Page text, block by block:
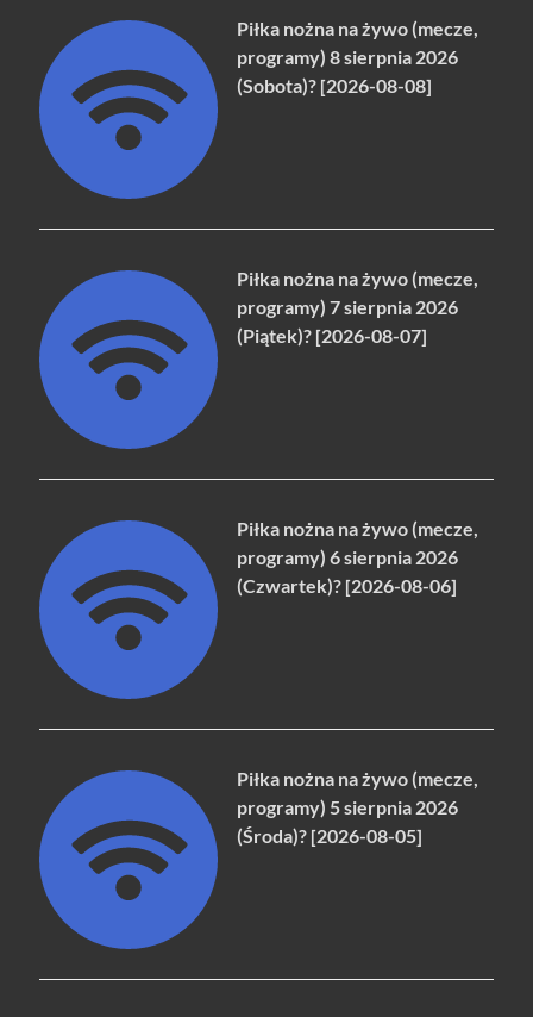
Piłka nożna na żywo (mecze,
programy) 8 sierpnia 2026
(Sobota)? [2026-08-08]
Piłka nożna na żywo (mecze,
programy) 7 sierpnia 2026
(Piątek)? [2026-08-07]
Piłka nożna na żywo (mecze,
programy) 6 sierpnia 2026
(Czwartek)? [2026-08-06]
Piłka nożna na żywo (mecze,
programy) 5 sierpnia 2026
(Środa)? [2026-08-05]